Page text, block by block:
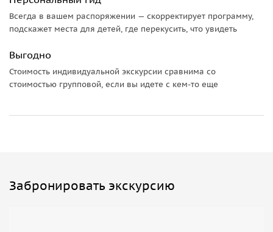
Всегда в вашем распоряжении — скорректирует программу,
подскажет места для детей, где перекусить, что увидеть
Выгодно
Стоимость индивидуальной экскурсии сравнима со
стоимостью групповой, если вы идете с кем-то еще
Забронировать экскурсию